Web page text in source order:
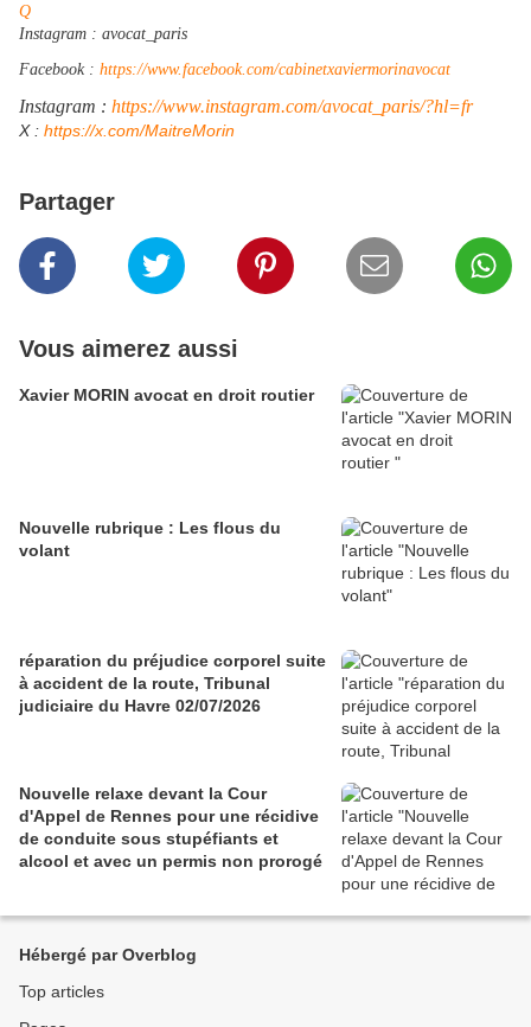
Q
Instagram : avocat_paris
Facebook : https://www.facebook.com/cabinetxaviermorinavocat
Instagram : https://www.instagram.com/avocat_paris/?hl=fr
​X : https://x.com/MaitreMorin
Partager
Vous aimerez aussi
Xavier MORIN avocat en droit routier
Nouvelle rubrique : Les flous du
volant
réparation du préjudice corporel suite
à accident de la route, Tribunal
judiciaire du Havre 02/07/2026
Nouvelle relaxe devant la Cour
d'Appel de Rennes pour une récidive
de conduite sous stupéfiants et
alcool et avec un permis non prorogé
Hébergé par Overblog
Top articles